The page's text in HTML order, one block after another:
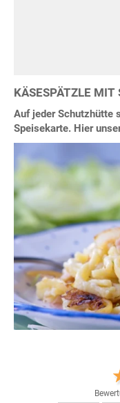
KÄSESPÄTZLE MIT
Auf jeder Schutzhütte
Speisekarte. Hier